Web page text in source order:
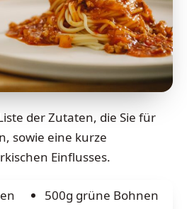
der Zutaten, die Sie für
sowie eine kurze
Einflusses.
500g grüne Bohnen